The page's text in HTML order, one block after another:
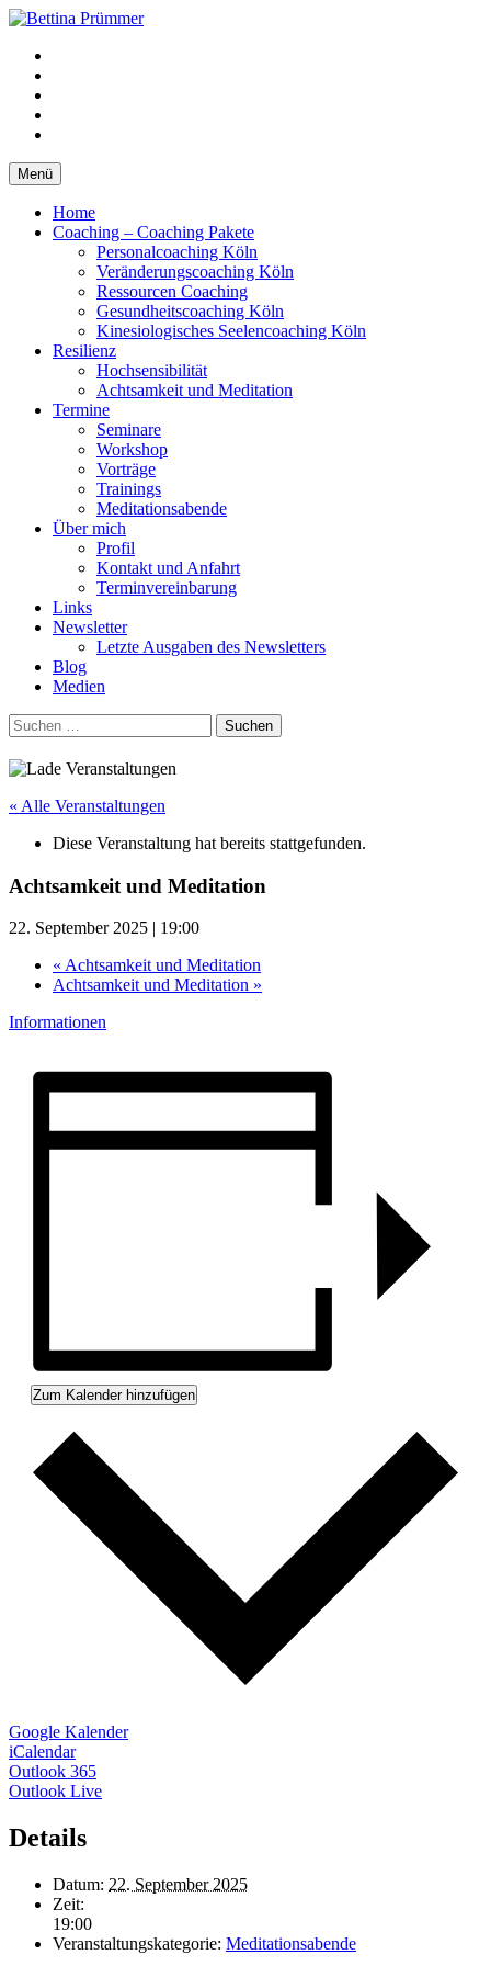
Springe
Inhalt
Menü
Home
Coaching – Coaching Pakete
Personalcoaching Köln
Veränderungscoaching Köln
Ressourcen Coaching
Gesundheitscoaching Köln
Kinesiologisches Seelencoaching Köln
Resilienz
Hochsensibilität
Achtsamkeit und Meditation
Termine
Seminare
Workshop
Vorträge
Trainings
Meditationsabende
Über mich
Profil
Kontakt und Anfahrt
Terminvereinbarung
Links
Newsletter
Letzte Ausgaben des Newsletters
Blog
Medien
Suchen
nach:
« Alle Veranstaltungen
Diese Veranstaltung hat bereits stattgefunden.
Achtsamkeit und Meditation
22. September 2025 | 19:00
« Achtsamkeit und Meditation
Achtsamkeit und Meditation »
Informationen
Zum Kalender hinzufügen
Google Kalender
iCalendar
Outlook 365
Outlook Live
Details
Datum: 22. September 2025
Zeit:
19:00
Veranstaltungskategorie: Meditationsabende